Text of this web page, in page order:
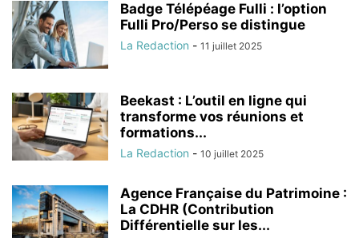
Badge Télépéage Fulli : l’option
Fulli Pro/Perso se distingue
La Redaction - 11 juillet 2025
Beekast : L’outil en ligne qui
transforme vos réunions et
formations...
La Redaction - 10 juillet 2025
Agence Française du Patrimoine :
La CDHR (Contribution
Différentielle sur les...